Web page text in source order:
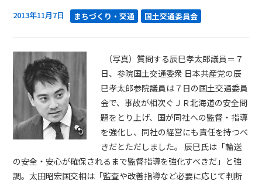
2013年11月7日 まちづくり・交通 国土交通委員会
（写真）質問する辰巳孝太郎議員＝７
日、参院国土交通委衆 日本共産党の辰
巳孝太郎参院議員は７日の国土交通委員
会で、事故が相次ぐＪＲ北海道の安全問
題をとり上げ、国が同社への監督・指導
を強化し、同社の経営にも責任を持つべ
きだとただしました。 辰巳氏は「輸送
の安全・安心が確保されるまで監督指導を強化すべきだ」と強
調。太田昭宏国交相は「監査や改善指導など必要に応じて判断